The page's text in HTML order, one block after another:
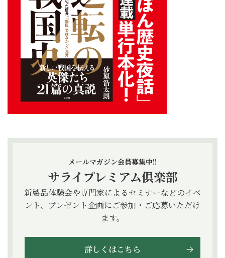
メールマガジン会員募集中!!
サライプレミアム倶楽部
新製品体験会や専門家によるセミナーなどのイベ
ント、プレゼント企画にご参加・ご応募いただけ
ます。
詳しくはこちら